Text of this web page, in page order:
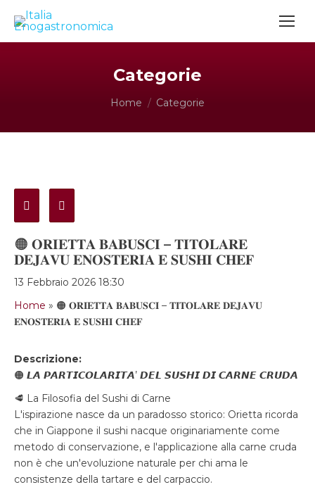
Categorie
Tu sei qui:
Home Categorie
🟠 𝐎𝐑𝐈𝐄𝐓𝐓𝐀 𝐁𝐀𝐁𝐔𝐒𝐂𝐈 – 𝐓𝐈𝐓𝐎𝐋𝐀𝐑𝐄
𝐃𝐄𝐉𝐀𝐕𝐔 𝐄𝐍𝐎𝐒𝐓𝐄𝐑𝐈𝐀 𝐄 𝐒𝐔𝐒𝐇𝐈 𝐂𝐇𝐄𝐅
13 Febbraio 2026 18:30
Home » 🟠 𝐎𝐑𝐈𝐄𝐓𝐓𝐀 𝐁𝐀𝐁𝐔𝐒𝐂𝐈 – 𝐓𝐈𝐓𝐎𝐋𝐀𝐑𝐄 𝐃𝐄𝐉𝐀𝐕𝐔
𝐄𝐍𝐎𝐒𝐓𝐄𝐑𝐈𝐀 𝐄 𝐒𝐔𝐒𝐇𝐈 𝐂𝐇𝐄𝐅
Descrizione:
🟠 𝙇𝘼 𝙋𝘼𝙍𝙏𝙄𝘾𝙊𝙇𝘼𝙍𝙄𝙏𝘼’ 𝘿𝙀𝙇 𝙎𝙐𝙎𝙃𝙄 𝘿𝙄 𝘾𝘼𝙍𝙉𝙀 𝘾𝙍𝙐𝘿𝘼
🥩 La Filosofia del Sushi di Carne
L'ispirazione nasce da un paradosso storico: Orietta ricorda
che in Giappone il sushi nacque originariamente come
metodo di conservazione, e l'applicazione alla carne cruda
non è che un'evoluzione naturale per chi ama le
consistenze della tartare e del carpaccio.